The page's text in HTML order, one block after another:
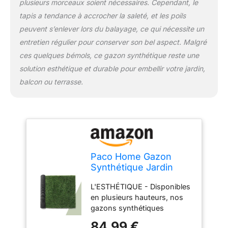
plusieurs morceaux soient nécessaires. Cependant, le
tapis a tendance à accrocher la saleté, et les poils
peuvent s’enlever lors du balayage, ce qui nécessite un
entretien régulier pour conserver son bel aspect. Malgré
ces quelques bémols, ce gazon synthétique reste une
solution esthétique et durable pour embellir votre jardin,
balcon ou terrasse.
Paco Home Gazon
Synthétique Jardin
Gazon Intérieur
Extérieur Lavable
Naturel Doux Effet
Nature, Modèle:25mm,
L'ESTHÉTIQUE - Disponibles
en plusieurs hauteurs, nos
gazons synthétiques